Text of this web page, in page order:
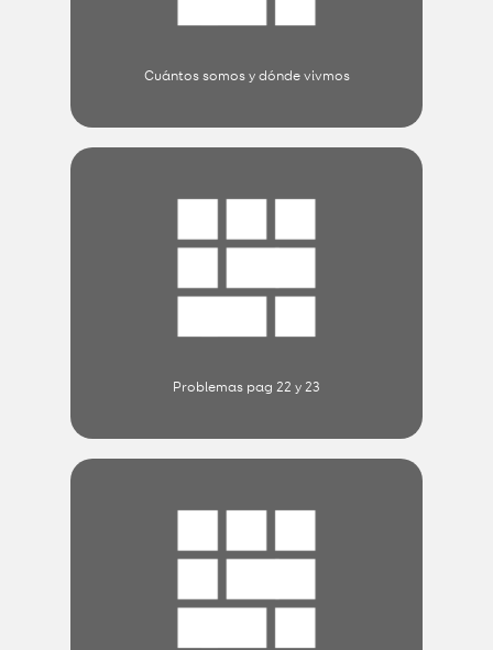
Cuántos somos y dónde vivmos
Problemas pag 22 y 23